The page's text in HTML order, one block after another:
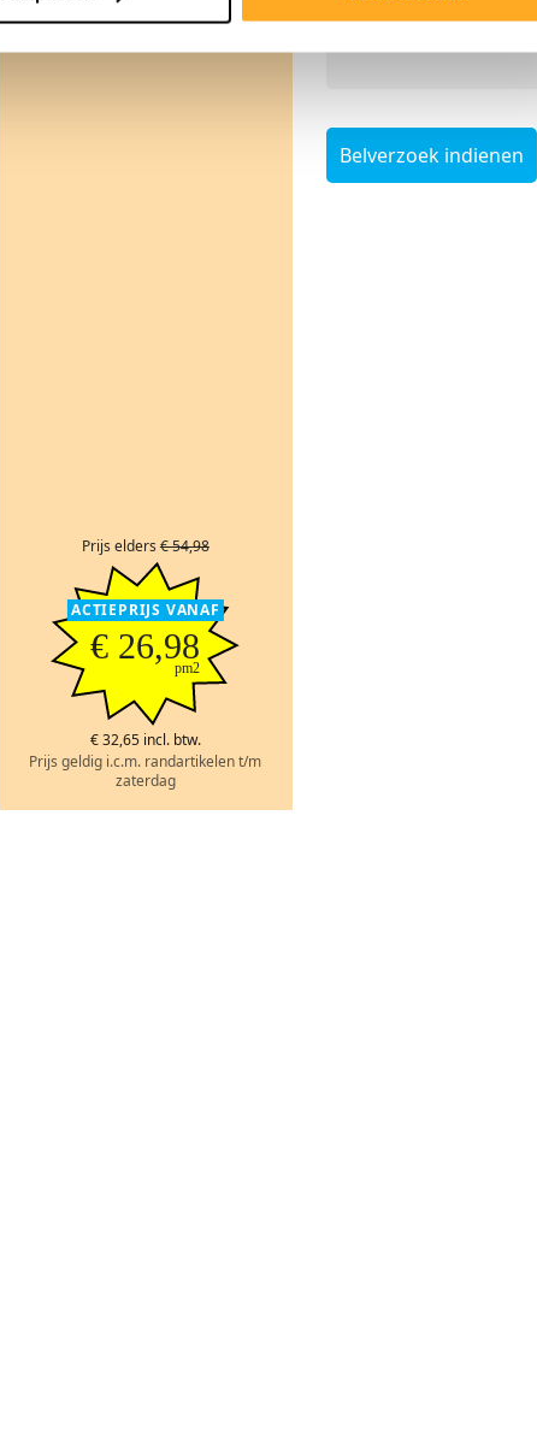
Prijs elders€ 54,98
ACTIEPRIJS VANAF
€ 26,98
pm2
€ 32,65 incl. btw.
Prijs geldig i.c.m. randartikelen t/m
zaterdag
Telefoonnummer*
Belverzoek indienen